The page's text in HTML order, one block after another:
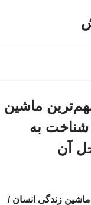
ماشین
شناخت به
آن
زندگی انسان /